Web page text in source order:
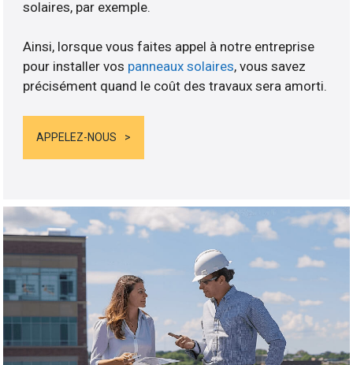
solaires, par exemple.
Ainsi, lorsque vous faites appel à notre entreprise
pour installer vos panneaux solaires, vous savez
précisément quand le coût des travaux sera amorti.
APPELEZ-NOUS